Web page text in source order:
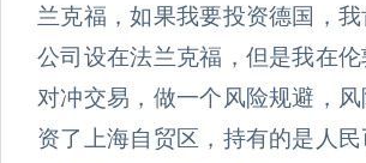
兰克福，如果我要投资德国，
公司设在法兰克福，但是我在
对冲交易，做一个风险规避，
资了上海自贸区，持有的是人